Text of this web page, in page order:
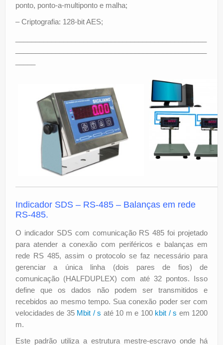
ponto, ponto-a-multiponto e malha;
– Criptografia: 128-bit AES;
Indicador SDS – RS-485 – Balanças em rede
RS-485.
O indicador SDS com comunicação RS 485 foi projetado
para atender a conexão com periféricos e balanças em
rede RS 485, assim o protocolo se faz necessário para
gerenciar a única linha (dois pares de fios) de
comunicação (HALFDUPLEX) com até 32 pontos. Isso
define que os dados não podem ser transmitidos e
recebidos ao mesmo tempo. Sua conexão poder ser com
velocidades de 35 Mbit / s até 10 m e 100 kbit / s em 1200
m.
Este padrão utiliza a estrutura mestre-escravo onde há